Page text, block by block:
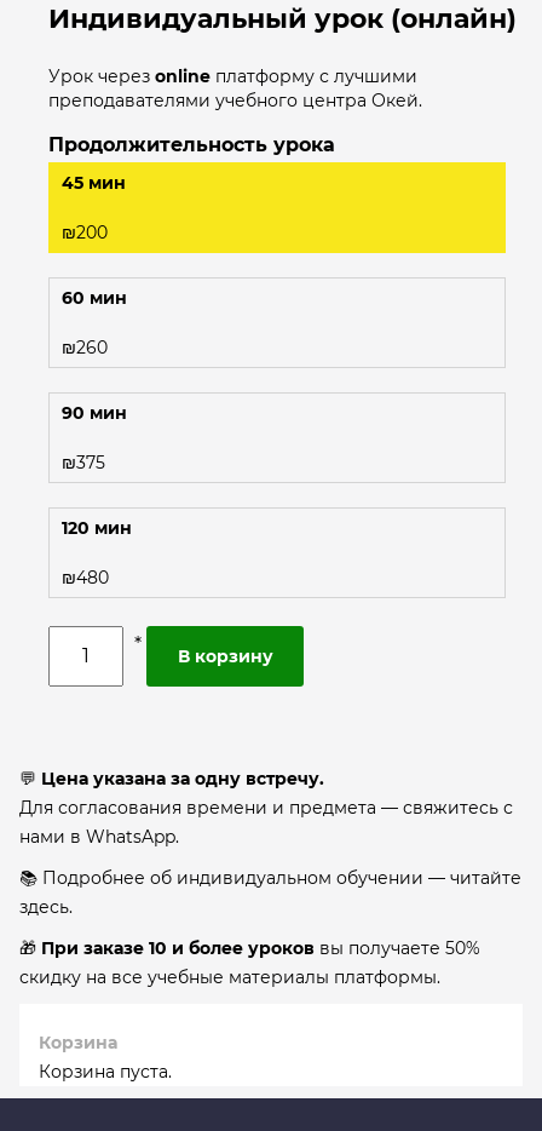
Индивидуальный урок (онлайн)
Урок через online платформу с лучшими
преподавателями учебного центра Окей.
Продолжительность урока
45 мин
₪200
60 мин
₪260
90 мин
₪375
120 мин
₪480
В корзину
💬 Цена указана за одну встречу.
Для согласования времени и предмета — свяжитесь с
нами в WhatsApp.
📚 Подробнее об индивидуальном обучении — читайте
здесь.
🎁 При заказе 10 и более уроков вы получаете 50%
скидку на все учебные материалы платформы.
Корзина
Корзина пуста.